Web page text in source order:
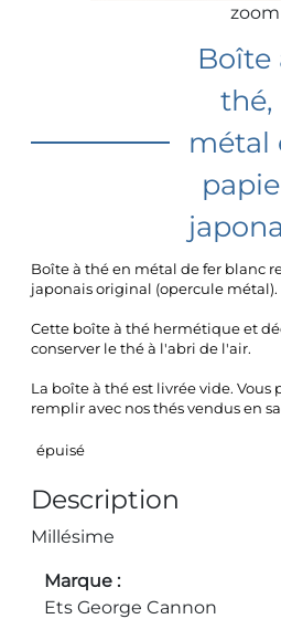
zoom
Boîte
thé,
métal
Boîte à thé en métal de fer blanc
japonais original (opercule métal).
Cette boîte à thé hermétique et
conserver le thé à l'abri de l'air.
La boîte à thé est livrée vide. Vous
remplir avec nos thés vendus en
épuisé
Description
Millésime
Marque
Ets George Cannon